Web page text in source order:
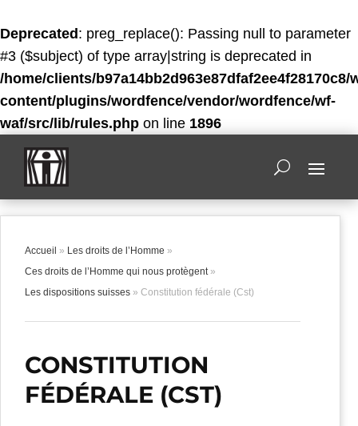
Deprecated : preg_replace(): Passing null to parameter
#3 ($subject) of type array|string is deprecated in
/home/clients/b97a14bb2d963e87dfaf2ee4f28170c8/
content/plugins/wordfence/vendor/wordfence/wf-
waf/src/lib/rules.php on line 1896
Accueil » Les droits de l’Homme »
Ces droits de l’Homme qui nous protègent»
Les dispositions suisses » Constitution fédérale (Cst)
CONSTITUTION
FÉDÉRALE (CST)